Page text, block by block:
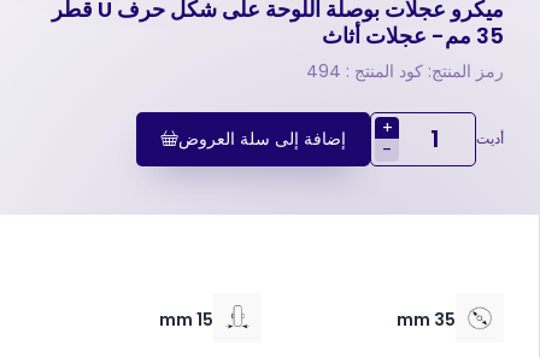
ميكرو عجلات بوصلة اللوحة على شكل حرف U قطر
35 مم- عجلات أثاث
رمز المنتج: كود المنتج : 494
أديت
+
-
إضافة إلى سلة العروض
35 mm
15 mm